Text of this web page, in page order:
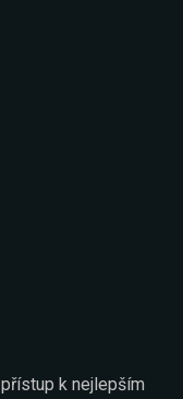
k nejlepším